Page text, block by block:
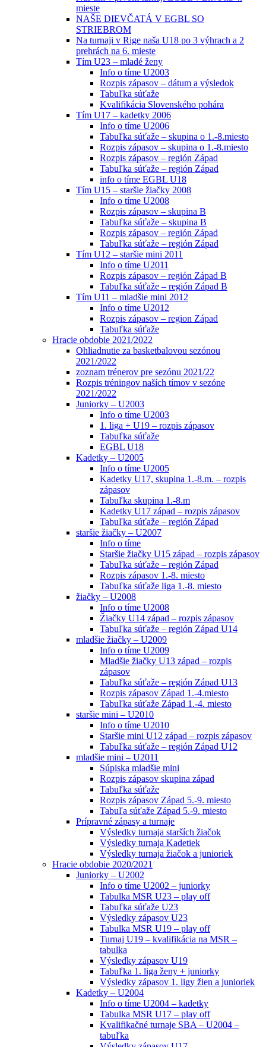
mieste
NAŠE DIEVČATÁ V EGBL SO
STRIEBROM
Na turnaji v Rige naša U18 po 3 výhrach a 2
prehrách na 6. mieste
Tím U23 – mladé ženy
Info o tíme U2003
Rozpis zápasov – dátum a výsledok
Tabuľka súťaže
Kvalifikácia Slovenského pohára
Tím U17 – kadetky 2006
Info o tíme U2006
Tabuľka súťaže – skupina o 1.-8.miesto
Rozpis zápasov – skupina o 1.-8.miesto
Rozpis zápasov – región Západ
Tabuľka súťaže – región Západ
info o tíme EGBL U18
Tím U15 – staršie žiačky 2008
Info o tíme U2008
Rozpis zápasov – skupina B
Tabuľka súťaže – skupina B
Rozpis zápasov – región Západ
Tabuľka súťaže – región Západ
Tím U12 – staršie mini 2011
Info o tíme U2011
Rozpis zápasov – región Západ B
Tabuľka súťaže – región Západ B
Tím U11 – mladšie mini 2012
Info o tíme U2012
Rozpis zápasov – region Západ
Tabuľka súťaže
Hracie obdobie 2021/2022
Ohliadnutie za basketbalovou sezónou
2021/2022
zoznam trénerov pre sezónu 2021/22
Rozpis tréningov naších tímov v sezóne
2021/2022
Juniorky – U2003
Info o tíme U2003
1. liga + U19 – rozpis zápasov
Tabuľka súťaže
EGBL U18
Kadetky – U2005
Info o tíme U2005
Kadetky U17, skupina 1.-8.m. – rozpis
zápasov
Tabuľka skupina 1.-8.m
Kadetky U17 západ – rozpis zápasov
Tabuľka súťaže – región Západ
staršie žiačky – U2007
Info o tíme
Staršie žiačky U15 západ – rozpis zápasov
Tabuľka súťaže – región Západ
Rozpis zápasov 1.-8. miesto
Tabuľka súťaže liga 1.-8. miesto
žiačky – U2008
Info o tíme U2008
Žiačky U14 západ – rozpis zápasov
Tabuľka súťaže – región Západ U14
mladšie žiačky – U2009
Info o tíme U2009
Mladšie žiačky U13 západ – rozpis
zápasov
Tabuľka súťaže – región Západ U13
Rozpis zápasov Západ 1.-4.miesto
Tabuľka súťaže Západ 1.-4. miesto
staršie mini – U2010
Info o tíme U2010
Staršie mini U12 západ – rozpis zápasov
Tabuľka súťaže – región Západ U12
mladšie mini – U2011
Súpiska mladšie mini
Rozpis zápasov skupina západ
Tabuľka súťaže
Rozpis zápasov Západ 5.-9. miesto
Tabuľa súťaže Západ 5.-9. miesto
Prípravné zápasy a turnaje
Výsledky turnaja starších žiačok
Výsledky turnaja Kadetiek
Výsledky turnaja žiačok a junioriek
Hracie obdobie 2020/2021
Juniorky – U2002
Info o tíme U2002 – juniorky
Tabulka MSR U23 – play off
Tabuľka súťaže U23
Výsledky zápasov U23
Tabulka MSR U19 – play off
Turnaj U19 – kvalifikácia na MSR –
tabulka
Výsledky zápasov U19
Tabuľka 1. liga ženy + juniorky
Výsledky zápasov 1. ligy žien a junioriek
Kadetky – U2004
Info o tíme U2004 – kadetky
Tabulka MSR U17 – play off
Kvalifikačné turnaje SBA – U2004 –
tabuľka